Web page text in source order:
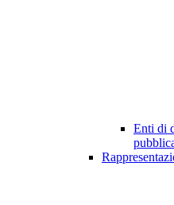
Enti di